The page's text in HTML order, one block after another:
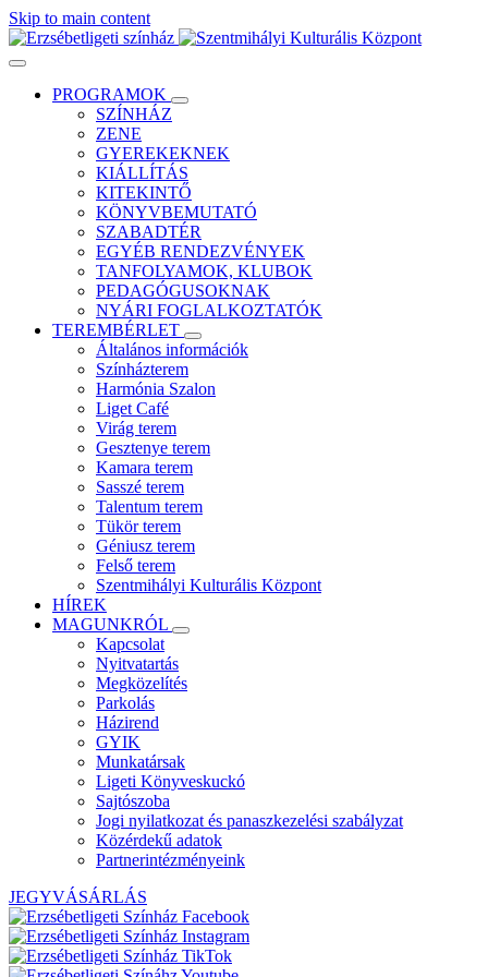
Skip to main content
PROGRAMOK
SZÍNHÁZ
ZENE
GYEREKEKNEK
KIÁLLÍTÁS
KITEKINTŐ
KÖNYVBEMUTATÓ
SZABADTÉR
EGYÉB RENDEZVÉNYEK
TANFOLYAMOK, KLUBOK
PEDAGÓGUSOKNAK
NYÁRI FOGLALKOZTATÓK
TEREMBÉRLET
Általános információk
Színházterem
Harmónia Szalon
Liget Café
Virág terem
Gesztenye terem
Kamara terem
Sasszé terem
Talentum terem
Tükör terem
Géniusz terem
Felső terem
Szentmihályi Kulturális Központ
HÍREK
MAGUNKRÓL
Kapcsolat
Nyitvatartás
Megközelítés
Parkolás
Házirend
GYIK
Munkatársak
Ligeti Könyveskuckó
Sajtószoba
Jogi nyilatkozat és panaszkezelési szabályzat
Közérdekű adatok
Partnerintézményeink
JEGYVÁSÁRLÁS